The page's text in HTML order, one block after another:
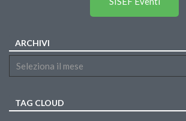
ARCHIVI
TAG CLOUD